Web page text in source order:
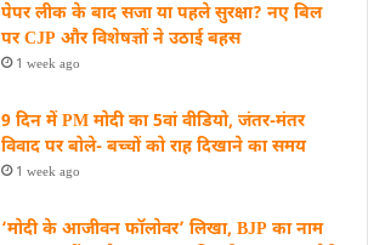
पेपर लीक के बाद सजा या पहले सुरक्षा? नए बिल
पर CJP और विशेषज्ञों ने उठाई बहस
1 week ago
9 दिन में PM मोदी का 5वां वीडियो, जंतर-मंतर
विवाद पर बोले- बच्चों को राह दिखाने का समय
1 week ago
‘मोदी के आजीवन फॉलोवर’ लिखा, BJP का नाम